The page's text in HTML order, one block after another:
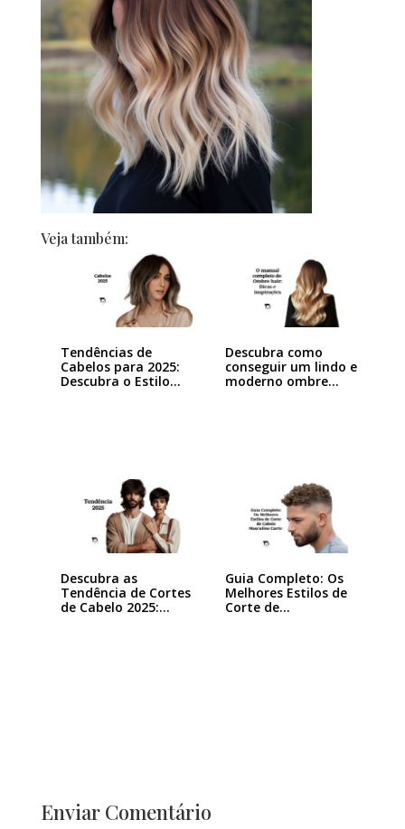
Veja também:
Tendências de
Cabelos para 2025:
Descubra o Estilo…
Descubra como
conseguir um lindo e
moderno ombre…
Descubra as
Tendência de Cortes
de Cabelo 2025:…
Guia Completo: Os
Melhores Estilos de
Corte de…
Enviar Comentário